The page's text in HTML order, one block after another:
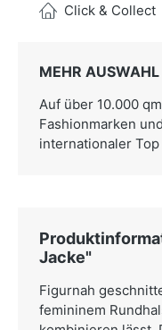
Click & Collect
MEHR
Auf über 10.000
Fashionmarken
internationaler Top
Jacke"
Figurnah
femininem